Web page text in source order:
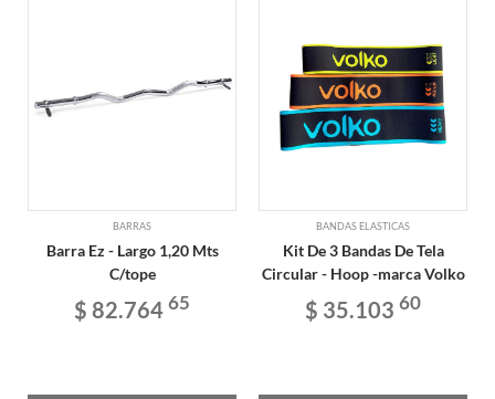
BARRAS
Barra Ez - Largo 1,20 Mts
C/tope
$ 82.764 65
BANDAS ELASTICAS
Kit De 3 Bandas De Tela
Circular - Hoop -marca Volko
$ 35.103 60